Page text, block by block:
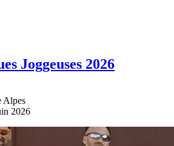
Joggeuses 2026
Alpes
2026